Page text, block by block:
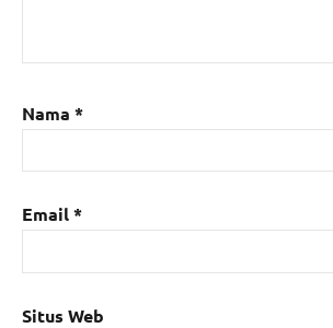
Nama *
Email*
Situs Web